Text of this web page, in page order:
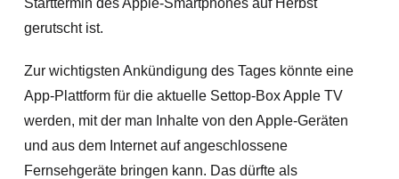
Starttermin des Apple-Smartphones auf Herbst
gerutscht ist.
Zur wichtigsten Ankündigung des Tages könnte eine
App-Plattform für die aktuelle Settop-Box Apple TV
werden, mit der man Inhalte von den Apple-Geräten
und aus dem Internet auf angeschlossene
Fernsehgeräte bringen kann. Das dürfte als